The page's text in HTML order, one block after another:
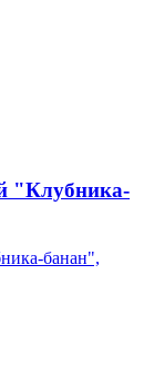
"Клубника-